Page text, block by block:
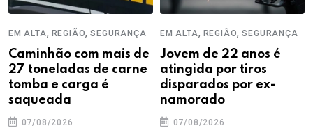
EM ALTA, REGIÃO,SEGURANÇA
Caminhão com mais de
27 toneladas de carne
tomba e carga é
saqueada
07/08/2026
EM ALTA, REGIÃO,SEGURANÇA
Jovem de 22 anos é
atingida por tiros
disparados por ex-
namorado
07/08/2026